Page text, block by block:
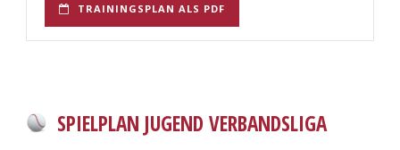
TRAININGSPLAN ALS PDF
SPIELPLAN JUGEND VERBANDSLIGA